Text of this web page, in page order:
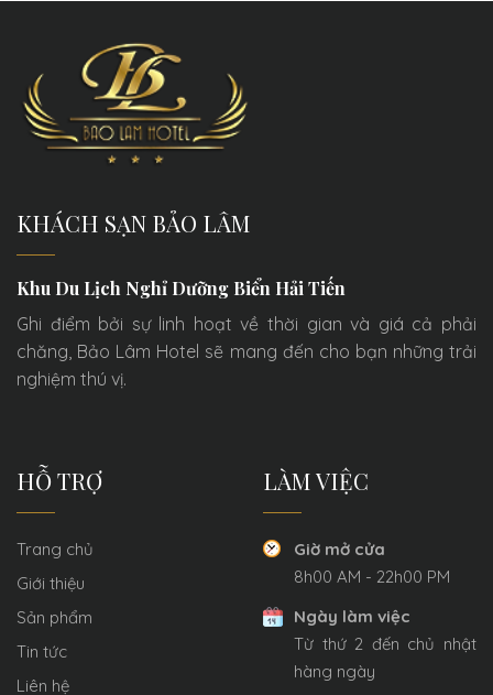
thích và lựa chọn làm nơi ghé
chân nghỉ dưỡng khi du lịch
Biển Hải Tiến.
KHÁCH SẠN BẢO LÂM
Khu Du Lịch Nghỉ Dưỡng Biển Hải Tiến
Ghi điểm bởi sự linh hoạt về thời gian và giá cả phải
chăng, Bảo Lâm Hotel sẽ mang đến cho bạn những trải
nghiệm thú vị.
HỖ TRỢ
Trang chủ
Giới thiệu
Sản phẩm
Tin tức
Liên hệ
LÀM VIỆC
Giờ mở cửa
8h00 AM - 22h00 PM
Ngày làm việc
Từ thứ 2 đến chủ nhật
hàng ngày